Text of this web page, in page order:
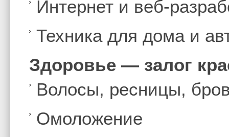
Интернет и веб-
Техника для дома и
Здоровье — залог
Волосы, ресницы,
Омоложение